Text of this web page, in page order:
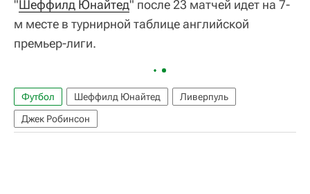
"Шеффилд Юнайтед" после 23 матчей идет на 7-
м месте в турнирной таблице английской
премьер-лиги.
Футбол Шеффилд Юнайтед
Ливерпуль
Джек Робинсон